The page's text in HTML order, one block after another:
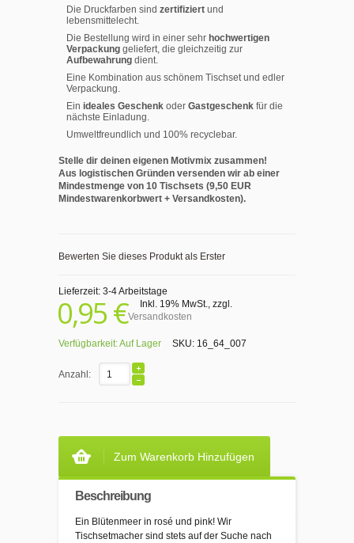
Die Druckfarben sind zertifiziert und
lebensmittelecht.
Die Bestellung wird in einer sehr hochwertigen
Verpackung geliefert, die gleichzeitig zur
Aufbewahrung dient.
Eine Kombination aus schönem Tischset und edler
Verpackung.
Ein ideales Geschenk oder Gastgeschenk für die
nächste Einladung.
Umweltfreundlich und 100% recyclebar.
Stelle dir deinen eigenen Motivmix zusammen!
Aus logistischen Gründen versenden wir ab einer
Mindestmenge von 10 Tischsets (9,50 EUR
Mindestwarenkorbwert + Versandkosten).
Bewerten Sie dieses Produkt als Erster
Lieferzeit: 3-4 Arbeitstage
0,95 € Inkl. 19% MwSt., zzgl.
Versandkosten
Verfügbarkeit:Auf Lager SKU: 16_64_007
Anzahl:
Zum Warenkorb Hinzufügen
Beschreibung
Ein Blütenmeer in rosé und pink! Wir
Tischsetmacher sind stets auf der Suche nach